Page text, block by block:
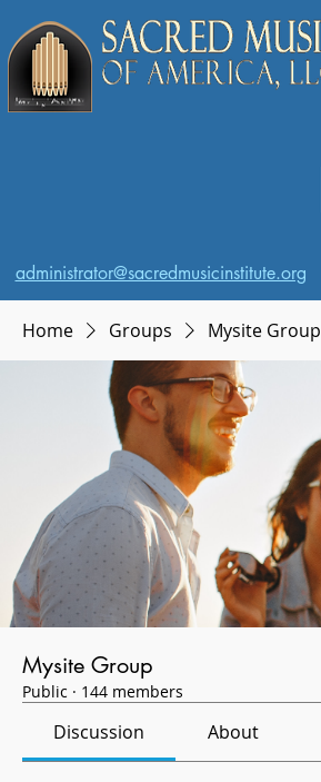
administrator@sacredmusicinstitute.org
Home Groups Mysite Group
Mysite Group
Public · 144 members
Discussion About